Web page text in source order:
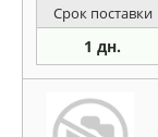
Срок поставки
1 дн.